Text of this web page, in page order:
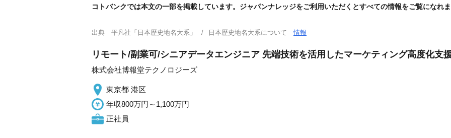
コトバンクでは本文の一部を掲載しています。ジャパンナレッジをご利用いただくとすべての情報をご覧になれ
出典 平凡社「日本歴史地名大系」 日本歴史地名大系について情報
リモート/副業可/シニアデータエンジニア 先端技術を活用したマーケティング高度化支
株式会社博報堂テクノロジーズ
東京都 港区
年収800万円～1,100万円
正社員